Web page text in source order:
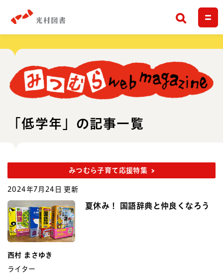
検索
「低学年」の記事一覧
みつむら子育て応援特集
2024年7月24日 更新
夏休み！ 国語辞典と仲良くなろう
西村 まさゆき
ライター